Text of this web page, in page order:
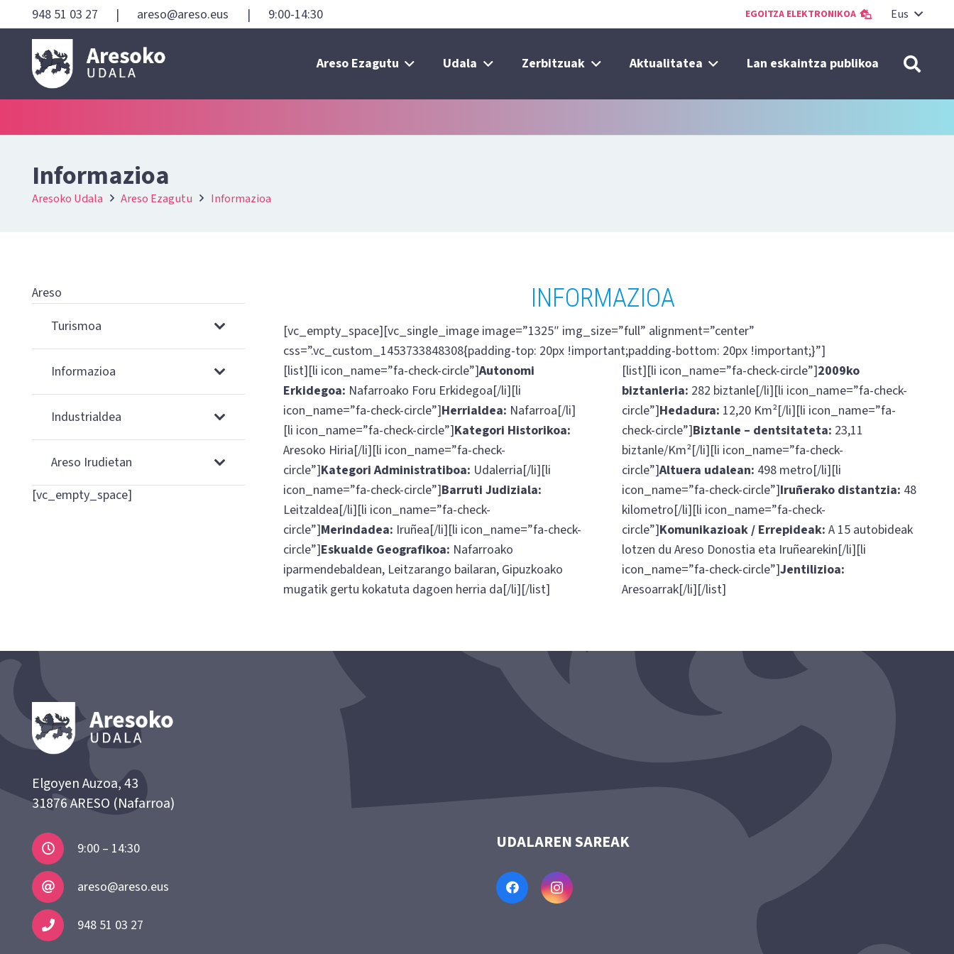
948 51 03 27 | areso@areso.eus | 9:00-14:30 EGOITZA ELEKTRONIKOA Eus
Areso Ezagutu Udala Zerbitzuak Aktualitatea Lan eskaintza publikoa
Informazioa
Aresoko Udala Areso Ezagutu Informazioa
Areso
Turismoa
Informazioa
Industrialdea
Areso Irudietan
[vc_empty_space]
INFORMAZIOA
[vc_empty_space][vc_single_image image=”1325″ img_size=”full” alignment=”center”
css=”.vc_custom_1453733848308{padding-top: 20px !important;padding-bottom: 20px !important;}”]
[list][li icon_name=”fa-check-circle”]Autonomi
Erkidegoa: Nafarroako Foru Erkidegoa[/li][li
icon_name=”fa-check-circle”]Herrialdea: Nafarroa[/li]
[li icon_name=”fa-check-circle”]Kategori Historikoa:
Aresoko Hiria[/li][li icon_name=”fa-check-
circle”]Kategori Administratiboa: Udalerria[/li][li
icon_name=”fa-check-circle”]Barruti Judiziala:
Leitzaldea[/li][li icon_name=”fa-check-
circle”]Merindadea: Iruñea[/li][li icon_name=”fa-check-
circle”]Eskualde Geografikoa: Nafarroako
iparmendebaldean, Leitzarango bailaran, Gipuzkoako
mugatik gertu kokatuta dagoen herria da[/li][/list]
[list][li icon_name=”fa-check-circle”]2009ko
biztanleria: 282 biztanle[/li][li icon_name=”fa-check-
circle”]Hedadura: 12,20 Km²[/li][li icon_name=”fa-
check-circle”]Biztanle – dentsitateta: 23,11
biztanle/Km²[/li][li icon_name=”fa-check-
circle”]Altuera udalean: 498 metro[/li][li
icon_name=”fa-check-circle”]Iruñerako distantzia: 48
kilometro[/li][li icon_name=”fa-check-
circle”]Komunikazioak / Errepideak: A 15 autobideak
lotzen du Areso Donostia eta Iruñearekin[/li][li
icon_name=”fa-check-circle”]Jentilizioa:
Aresoarrak[/li][/list]
Elgoyen Auzoa, 43
31876 ARESO (Nafarroa)
9:00 – 14:30
areso@areso.eus
948 51 03 27
UDALAREN SAREAK